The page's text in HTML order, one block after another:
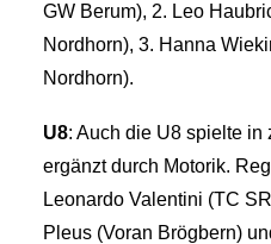
GW Berum), 2. Leo
Nordhorn), 3. Hanna
Nordhorn).
U8: Auch die U8 spielte in
ergänzt durch Motorik.
Leonardo Valentini (TC
Pleus (Voran Brögbern)